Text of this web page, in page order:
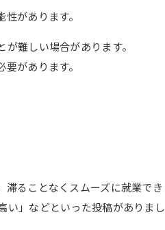
があります。
難しい場合があります。
があります。
ることなくスムーズに就業でき
い」などといった投稿がありまし